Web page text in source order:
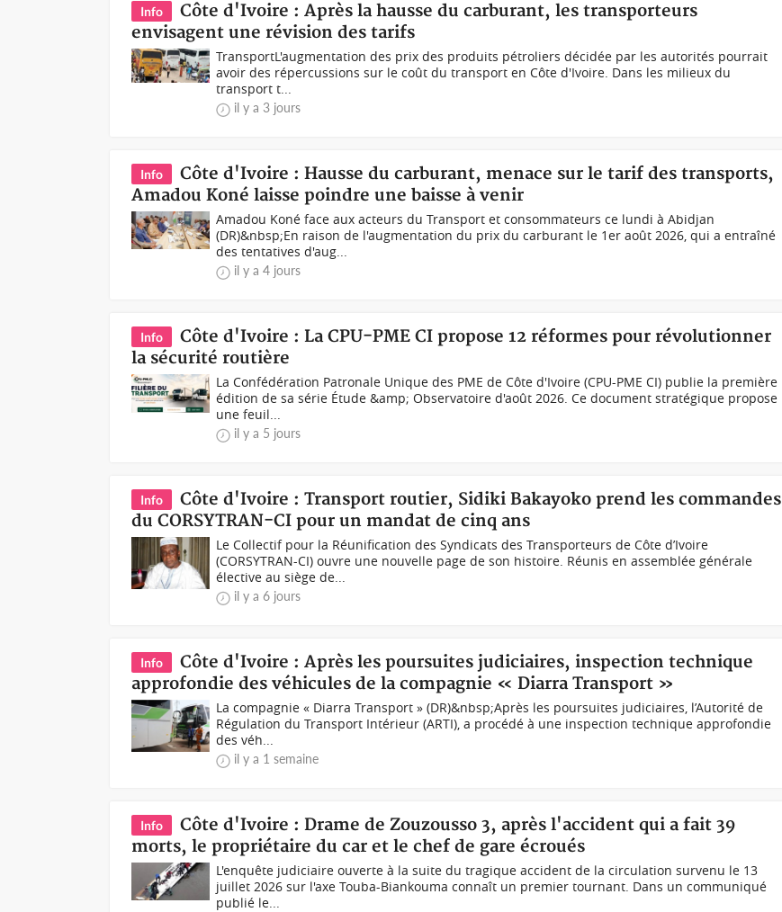
Info
Côte d'Ivoire : Après la hausse du carburant, les transporteurs
envisagent une révision des tarifs
TransportL'augmentation des prix des produits pétroliers décidée par les autorités pourrait
avoir des répercussions sur le coût du transport en Côte d'Ivoire. Dans les milieux du
transport t...
il y a 3 jours
Info
Côte d'Ivoire : Hausse du carburant, menace sur le tarif des transports,
Amadou Koné laisse poindre une baisse à venir
Amadou Koné face aux acteurs du Transport et consommateurs ce lundi à Abidjan
(DR)&nbsp;En raison de l'augmentation du prix du carburant le 1er août 2026, qui a entraîné
des tentatives d'aug...
il y a 4 jours
Info
Côte d'Ivoire : La CPU-PME CI propose 12 réformes pour révolutionner
la sécurité routière
La Confédération Patronale Unique des PME de Côte d'Ivoire (CPU-PME CI) publie la première
édition de sa série Étude &amp; Observatoire d'août 2026. Ce document stratégique propose
une feuil...
il y a 5 jours
Info
Côte d'Ivoire : Transport routier, Sidiki Bakayoko prend les commandes
du CORSYTRAN-CI pour un mandat de cinq ans
Le Collectif pour la Réunification des Syndicats des Transporteurs de Côte d’Ivoire
(CORSYTRAN-CI) ouvre une nouvelle page de son histoire. Réunis en assemblée générale
élective au siège de...
il y a 6 jours
Info
Côte d'Ivoire : Après les poursuites judiciaires, inspection technique
approfondie des véhicules de la compagnie « Diarra Transport »
La compagnie « Diarra Transport » (DR)&nbsp;Après les poursuites judiciaires, l’Autorité de
Régulation du Transport Intérieur (ARTI), a procédé à une inspection technique approfondie
des véh...
il y a 1 semaine
Info
Côte d'Ivoire : Drame de Zouzousso 3, après l'accident qui a fait 39
morts, le propriétaire du car et le chef de gare écroués
L'enquête judiciaire ouverte à la suite du tragique accident de la circulation survenu le 13
juillet 2026 sur l'axe Touba-Biankouma connaît un premier tournant. Dans un communiqué
publié le...